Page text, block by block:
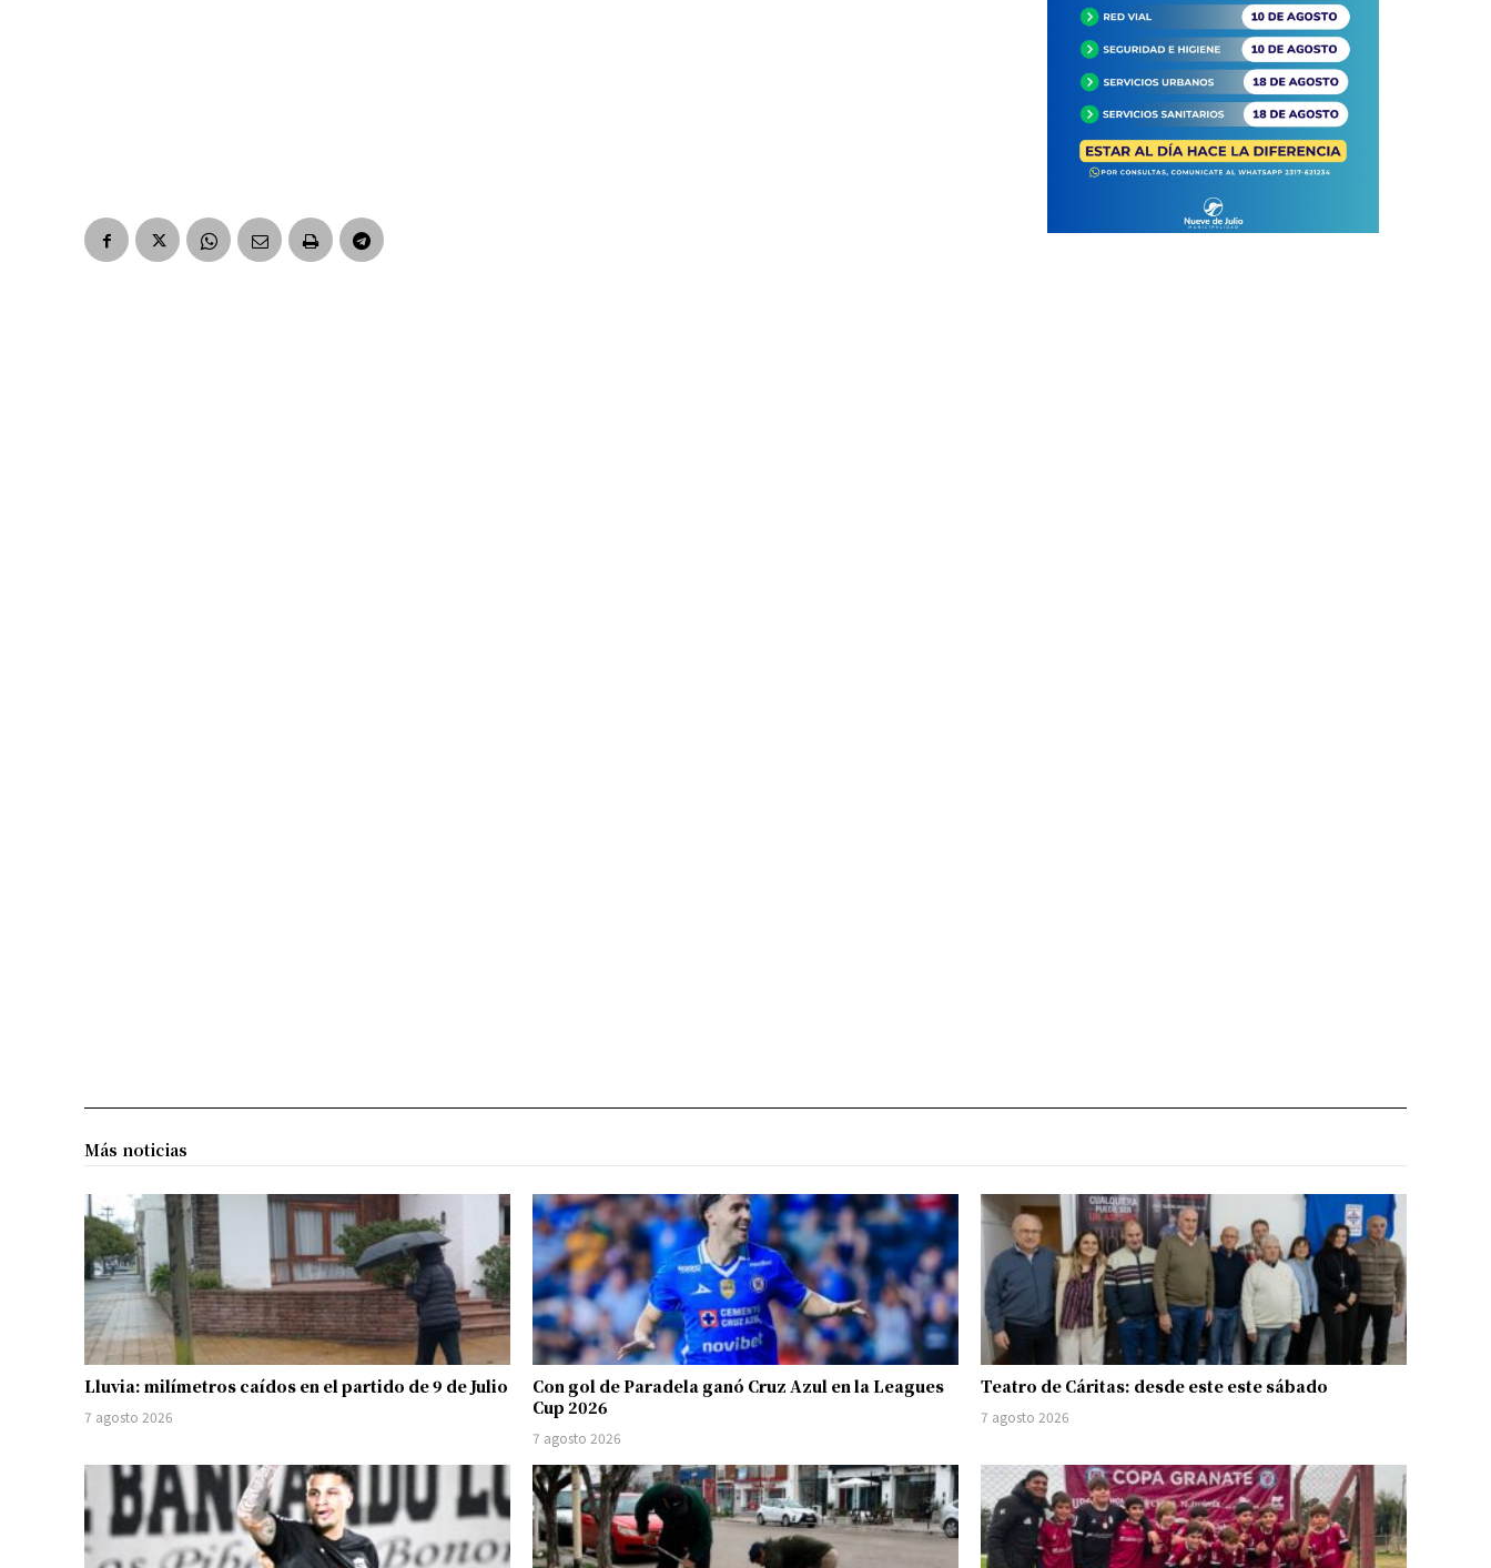
Más noticias
Lluvia: milímetros caídos en el partido de 9 de Julio
7 agosto 2026
Con gol de Paradela ganó Cruz Azul en la Leagues
Cup 2026
7 agosto 2026
Teatro de Cáritas: desde este este sábado
7 agosto 2026